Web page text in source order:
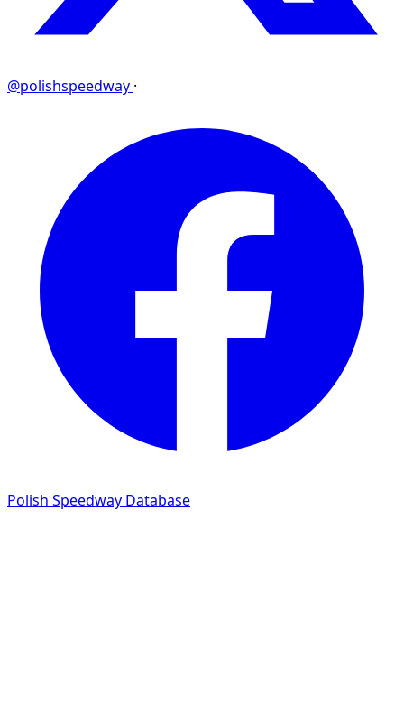
@polishspeedway ·
Polish Speedway Database